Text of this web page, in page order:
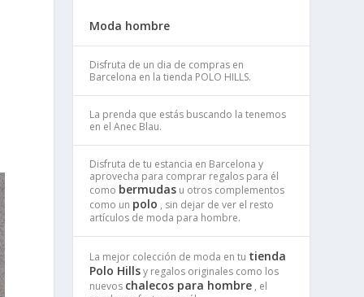
Moda hombre
Disfruta de un dia de compras en
Barcelona en la tienda POLO HILLS.
La prenda que estás buscando la tenemos
en el Anec Blau.
Disfruta de tu estancia en Barcelona y
aprovecha para comprar regalos para él
como bermudas u otros complementos
como un polo , sin dejar de ver el resto
artículos de moda para hombre.
La mejor colección de moda en tu tienda
Polo Hillsy regalos originales como los
nuevos chalecos para hombre , el